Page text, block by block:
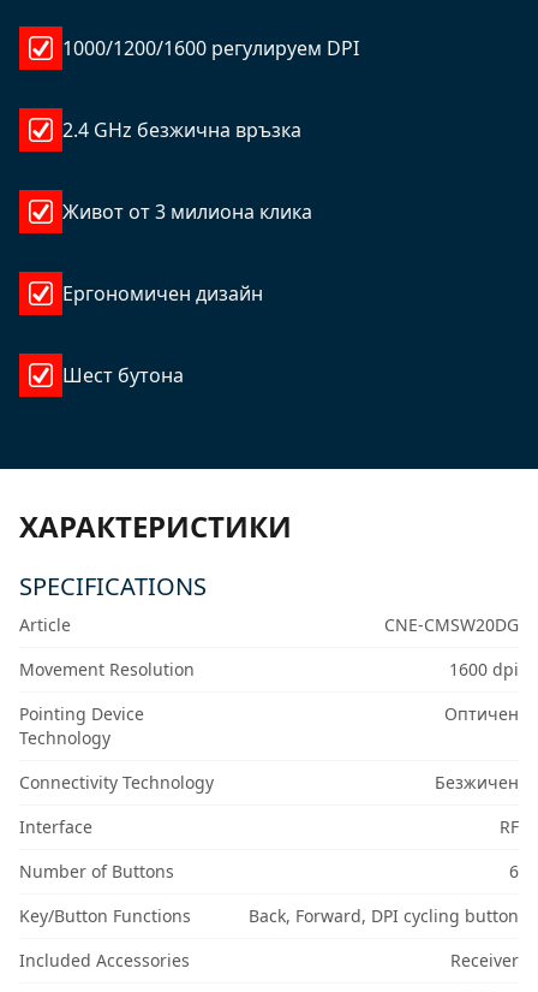
1000/1200/1600 регулируем DPI
2.4 GHz безжична връзка
Живот от 3 милиона клика
Ергономичен дизайн
Шест бутона
ХАРАКТЕРИСТИКИ
SPECIFICATIONS
Article
CNE-CMSW20DG
Movement Resolution
1600 dpi
Pointing Device
Technology
Оптичен
Connectivity Technology
Безжичен
Interface
RF
Number of Buttons
6
Key/Button Functions
Back, Forward, DPI cycling button
Included Accessories
Receiver